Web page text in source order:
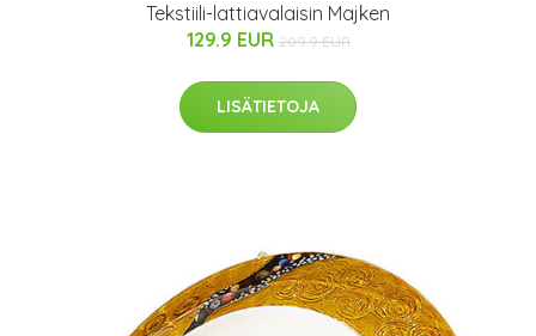
Tekstiili-lattiavalaisin Majken
129.9 EUR 209.9 EUR
LISÄTIETOJA